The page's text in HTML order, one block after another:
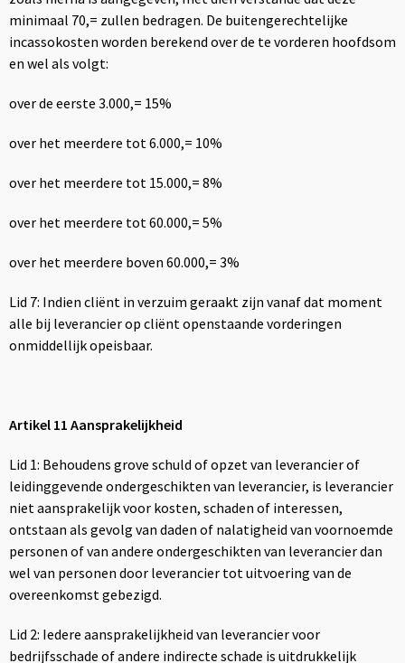
minimaal 70,= zullen bedragen. De buitengerechtelijke
incassokosten worden berekend over de te vorderen hoofdsom
en wel als volgt:
over de eerste 3.000,= 15%
over het meerdere tot 6.000,= 10%
over het meerdere tot 15.000,= 8%
over het meerdere tot 60.000,= 5%
over het meerdere boven 60.000,= 3%
Lid 7: Indien cliënt in verzuim geraakt zijn vanaf dat moment
alle bij leverancier op cliënt openstaande vorderingen
onmiddellijk opeisbaar.
Artikel 11 Aansprakelijkheid
Lid 1: Behoudens grove schuld of opzet van leverancier of
leidinggevende ondergeschikten van leverancier, is leverancier
niet aansprakelijk voor kosten, schaden of interessen,
ontstaan als gevolg van daden of nalatigheid van voornoemde
personen of van andere ondergeschikten van leverancier dan
wel van personen door leverancier tot uitvoering van de
overeenkomst gebezigd.
Lid 2: Iedere aansprakelijkheid van leverancier voor
bedrijfsschade of andere indirecte schade is uitdrukkelijk